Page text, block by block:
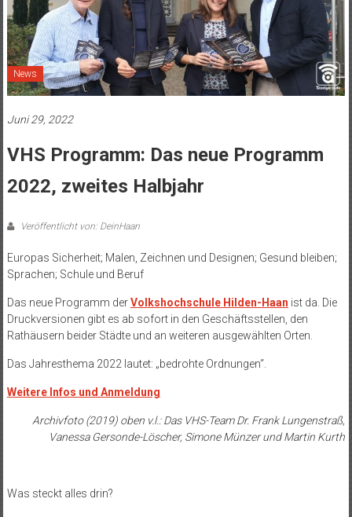
News
Juni 29, 2022
VHS Programm: Das neue Programm
2022, zweites Halbjahr
Veröffentlicht von: DeinHaan
Europas Sicherheit; Malen, Zeichnen und Designen; Gesund bleiben;
Sprachen; Schule und Beruf
Das neue Programm derVolkshochschule Hilden-Haan ist da. Die
Druckversionen gibt es ab sofort in den Geschäftsstellen, den
Rathäusern beider Städte und an weiteren ausgewählten Orten.
Das Jahresthema 2022 lautet: „bedrohte Ordnungen“.
Weitere Infos und Anmeldung
Archivfoto (2019) oben v.l.: Das VHS-Team Dr. Frank Lungenstraß,
Vanessa Gersonde-Löscher, Simone Münzer und Martin Kurth
Was steckt alles drin?